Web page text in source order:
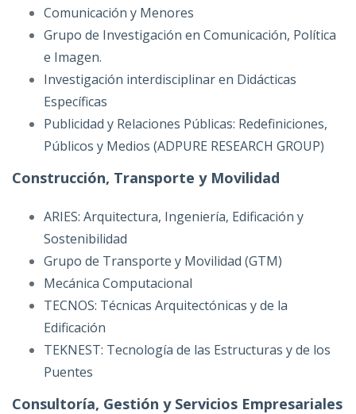
Comunicación y Menores
Grupo de Investigación en Comunicación, Política
e Imagen.
Investigación interdisciplinar en Didácticas
Específicas
Publicidad y Relaciones Públicas: Redefiniciones,
Públicos y Medios (ADPURE RESEARCH GROUP)
Construcción, Transporte y Movilidad
ARIES: Arquitectura, Ingeniería, Edificación y
Sostenibilidad
Grupo de Transporte y Movilidad (GTM)
Mecánica Computacional
TECNOS: Técnicas Arquitectónicas y de la
Edificación
TEKNEST: Tecnología de las Estructuras y de los
Puentes
Consultoría, Gestión y Servicios Empresariales